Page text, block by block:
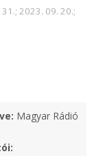
2023. 09. 20.;
Magyar Rádió